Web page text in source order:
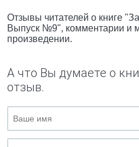
Отзывы читателей о книге
Выпуск №9", комментарии и
произведении.
А что Вы думаете о
отзыв.